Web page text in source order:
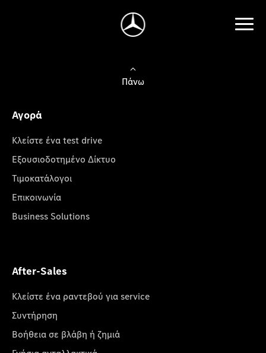
Πάνω
Αγορά
Κλείστε ένα test drive
Εξουσιοδοτημένο Δίκτυο
Τιμοκατάλογοι
Επικοινωνία
Business Solutions
After-Sales
Κλείστε ένα ραντεβού για service
Συντήρηση
Βοήθεια σε βλάβη ή ζημιά